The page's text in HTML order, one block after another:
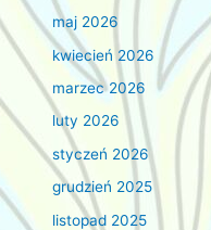
maj 2026
kwiecień 2026
marzec 2026
luty 2026
styczeń 2026
grudzień 2025
listopad 2025